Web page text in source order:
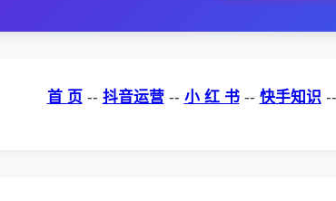
首 页 -- 抖音运营 -- 小 红 书 -- 快手知识 --